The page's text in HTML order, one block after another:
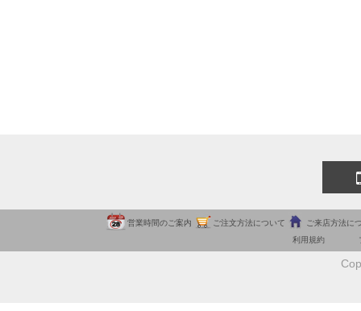
営業時間のご案内 ご注文方法について
ご来店方法に
利用規約